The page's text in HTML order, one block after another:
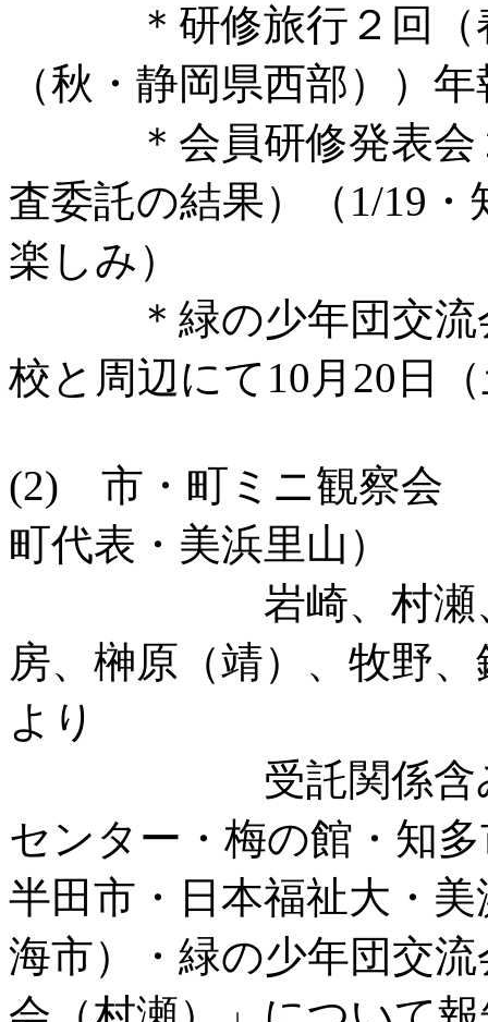
＊研修旅行２回（春
（秋・静岡県西部））
＊会員研修発表会２
査委託の結果）（1/19
楽しみ）
＊緑の少年団交流会
校と周辺にて10月20日
(2) 市・町ミニ観察
町代表・美浜里山）
岩崎、村瀬、竹
房、榊原（靖）、牧野
より
受託関係含み「
センター・梅の館・知
半田市・日本福祉大・
海市）・緑の少年団交